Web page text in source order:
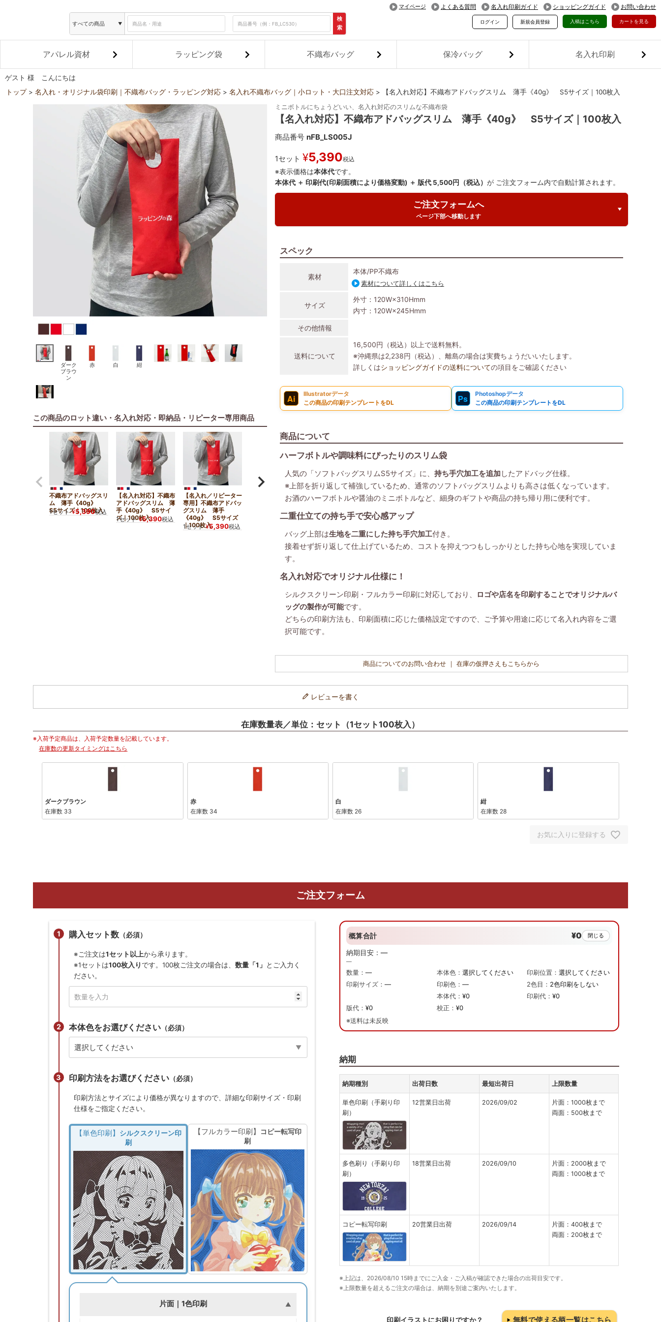
検
索
マイページ よくある質問 名入れ印刷ガイド ショッピングガイド お問い合わせ
カートを見る
入稿はこちら
ログイン 新規会員登録
アパレル資材 ラッピング袋 不織布バッグ 保冷バッグ 名入れ印刷
ゲスト 様 こんにちは
トップ 名入れ・オリジナル袋印刷｜不織布バッグ・ラッピング対応 名入れ不織布バッグ｜小ロット・大口注文対応 【名入れ対応】不織布アドバッグスリム 薄手《40g》 S5サイズ｜100枚入
ダーク
ブラウ
ン
赤 白 紺
この商品のロット違い・名入れ対応・即納品・リピーター専用商品
不織布アドバッグスリ
ム 薄手《40g》
S5サイズ｜100枚入
1セット ¥5,390税込
【名入れ対応】不織布
アドバッグスリム 薄
手《40g》 S5サイ
ズ｜100枚入
1セット ¥5,390税込
【名入れ／リピーター
専用】不織布アドバッ
グスリム 薄手
《40g》 S5サイズ
｜100枚入
1セット ¥5,390税込
ミニボトルにちょうどいい、名入れ対応のスリムな不織布袋
【名入れ対応】不織布アドバッグスリム 薄手《40g》 S5サイズ｜100枚入
商品番号 nFB_LS005J
1セット ¥5,390税込
※表示価格は本体代です。
本体代 ＋ 印刷代(印刷面積により価格変動) ＋ 版代 5,500円（税込）が ご注文フォーム内で自動計算されます。
ご注文フォームへ
ページ下部へ移動します
スペック
素材
本体/PP不織布
素材について詳しくはこちら
サイズ
外寸：120W×310Hmm
内寸：120W×245Hmm
その他情報
送料について
16,500円（税込）以上で送料無料。
※沖縄県は2,238円（税込）、離島の場合は実費ちょうだいいたします。
詳しくはショッピングガイドの送料についての項目をご確認ください
Ai
Illustratorデータ
この商品の印刷テンプレートをDL
Ps
Photoshopデータ
この商品の印刷テンプレートをDL
商品について
ハーフボトルや調味料にぴったりのスリム袋
人気の「ソフトバッグスリムS5サイズ」に、持ち手穴加工を追加 したアドバッグ仕様。
※上部を折り返して補強しているため、通常のソフトバッグスリムよりも高さは低くなっています。
お酒のハーフボトルや醤油のミニボトルなど、細身のギフトや商品の持ち帰り用に便利です。
二重仕立ての持ち手で安心感アップ
バッグ上部は生地を二重にした持ち手穴加工付き。
接着せず折り返して仕上げているため、コストを抑えつつもしっかりとした持ち心地を実現していま
す。
名入れ対応でオリジナル仕様に！
シルクスクリーン印刷・フルカラー印刷に対応しており、
ロゴや店名を印刷することでオリジナルバ
ッグの製作が可能です。
どちらの印刷方法も、印刷面積に応じた価格設定ですので、ご予算や用途に応じて名入れ内容をご選
択可能です。
商品についてのお問い合わせ ｜ 在庫の仮押さえもこちらから
レビューを書く
在庫数量表／単位：セット（1セット100枚入）
※入荷予定商品は、入荷予定数量を記載しています。
在庫数の更新タイミングはこちら
ダークブラウン
在庫数 33
赤
在庫数 34
白
在庫数 26
紺
在庫数 28
お気に入りに登録する
ご注文フォーム
購入セット数（必須）
※ご注文は1セット以上から承ります。
※1セットは100枚入り です。100枚ご注文の場合は、 数量「1」 とご入力く
ださい。
本体色をお選びください（必須）
印刷方法をお選びください（必須）
印刷方法とサイズにより価格が異なりますので、詳細な印刷サイズ・印刷
仕様をご指定ください。
【単色印刷】
シルクスクリーン印
刷
【フルカラー印刷】
コピー転写印
刷
片面｜1色印刷
概算合計 ¥0 閉じる
納期目安：—
—
数量：— 本体色： 選択してください 印刷位置：選択してください
印刷サイズ：— 印刷色： — 2色目： 2色印刷をしない
本体代： ¥0 印刷代：¥0
版代：¥0 校正： ¥0
※送料は未反映
納期
納期種別 出荷日数 最短出荷日 上限数量
単色印刷（手刷り印
刷）
12営業日出荷 2026/09/02
片面：1000枚まで
両面：500枚まで
多色刷り（手刷り印
刷）
18営業日出荷 2026/09/10
片面：2000枚まで
両面：1000枚まで
コピー転写印刷 20営業日出荷 2026/09/14
片面：400枚まで
両面：200枚まで
※上記は、2026/08/10 15時までにご入金・ご入稿が確認できた場合の出荷目安です。
※上限数量を超えるご注文の場合は、納期を別途ご案内いたします。
印刷イラストにお困りですか？ 無料で使える柄一覧はこちら